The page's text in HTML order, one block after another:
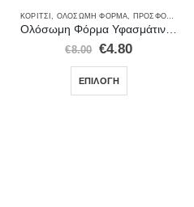
ΚΟΡΊΤΣΙ, ΟΛΌΣΩΜΗ ΦΌΡΜΑ, ΠΡΟΣΦΟΡΈΣ
Ολόσωμη Φόρμα Υφασμάτινη για Κορίτσι-Κίτρινο
€8.00 €4.80
ΕΠΙΛΟΓΉ